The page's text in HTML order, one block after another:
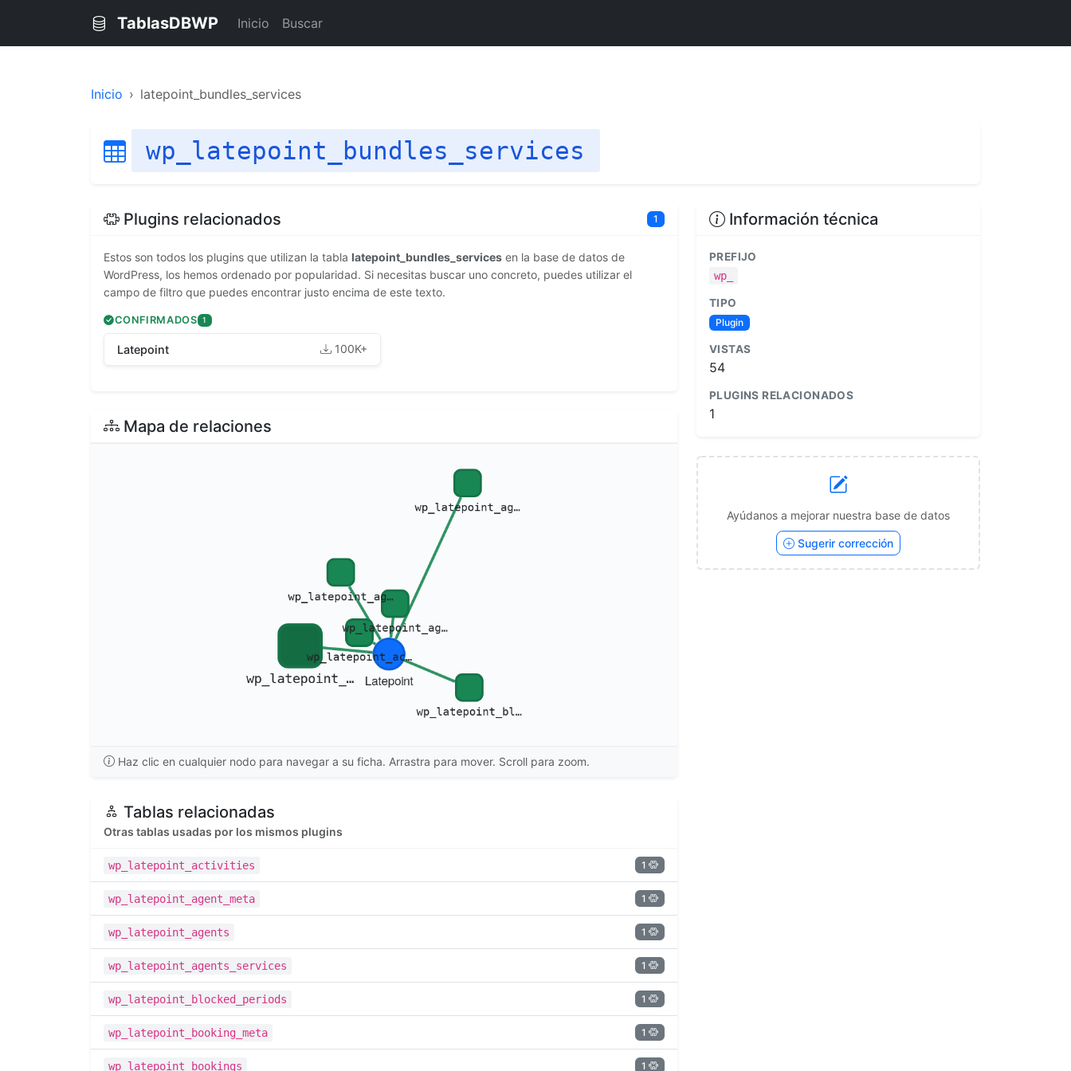
TablasDBWP Inicio Buscar
Inicio latepoint_bundles_services
wp_latepoint_bundles_services
Plugins relacionados 1
Estos son todos los plugins que utilizan la tabla latepoint_bundles_services en la base de datos de
WordPress, los hemos ordenado por popularidad. Si necesitas buscar uno concreto, puedes utilizar el
campo de filtro que puedes encontrar justo encima de este texto.
CONFIRMADOS 1
Latepoint 100K+
Mapa de relaciones
Haz clic en cualquier nodo para navegar a su ficha. Arrastra para mover. Scroll para zoom.
Tablas relacionadas
Otras tablas usadas por los mismos plugins
wp_latepoint_activities 1
wp_latepoint_agent_meta 1
wp_latepoint_agents 1
wp_latepoint_agents_services 1
wp_latepoint_blocked_periods 1
wp_latepoint_booking_meta 1
wp_latepoint_bookings 1
Información técnica
PREFIJO
wp_
TIPO
Plugin
VISTAS
54
PLUGINS RELACIONADOS
1
Ayúdanos a mejorar nuestra base de datos
Sugerir corrección